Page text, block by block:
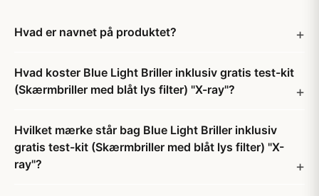
Hvad er navnet på produktet?
Hvad koster Blue Light Briller inklusiv gratis test-kit
(Skærmbriller med blåt lys filter) "X-ray"?
Hvilket mærke står bag Blue Light Briller inklusiv
gratis test-kit (Skærmbriller med blåt lys filter) "X-
ray"?